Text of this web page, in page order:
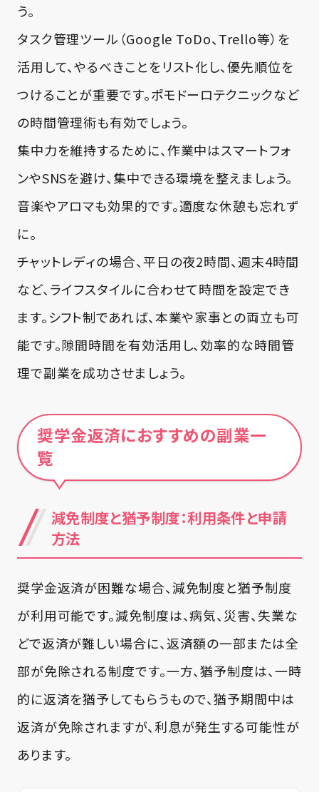
う。
タスク管理ツール（Google ToDo、Trello等）を
活用して、やるべきことをリスト化し、優先順位を
つけることが重要です。ポモドーロテクニックなど
の時間管理術も有効でしょう。
集中力を維持するために、作業中はスマートフォ
ンやSNSを避け、集中できる環境を整えましょう。
音楽やアロマも効果的です。適度な休憩も忘れず
に。
チャットレディの場合、平日の夜2時間、週末4時間
など、ライフスタイルに合わせて時間を設定でき
ます。シフト制であれば、本業や家事との両立も可
能です。隙間時間を有効活用し、効率的な時間管
理で副業を成功させましょう。
奨学金返済におすすめの副業一
覧
減免制度と猶予制度：利用条件と申請
方法
奨学金返済が困難な場合、減免制度と猶予制度
が利用可能です。減免制度は、病気、災害、失業な
どで返済が難しい場合に、返済額の一部または全
部が免除される制度です。一方、猶予制度は、一時
的に返済を猶予してもらうもので、猶予期間中は
返済が免除されますが、利息が発生する可能性が
あります。